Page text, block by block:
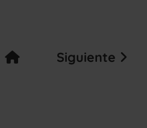
Siguiente